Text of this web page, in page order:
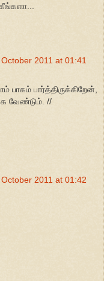
2011 at 01:41
பாகம் பார்த்திருக்கிறேன்,
வேண்டும். //
2011 at 01:42